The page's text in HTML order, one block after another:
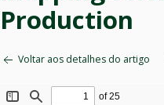
Production
Voltar aos detalhes do artigo